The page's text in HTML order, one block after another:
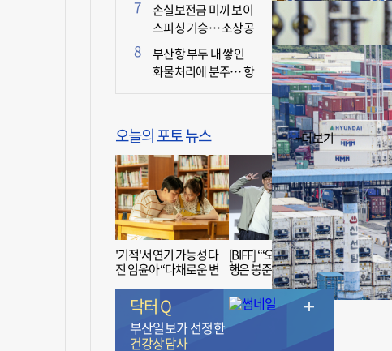
손실보전금 미끼 보이
스피싱 기승… 소상공
인 두 번 운다
부산항 부두 내 쌓인
화물처리에 분주… 항
오늘의 포토 뉴스 +더보기
'기적'서 연기 가능성 다
진 임윤아 “다채로운 변
[BIFF] “‘오징어 게임’ 흥
행은 봉준호 감독 ‘1인
치 장벽’ 무너진 순간”
닥터 Q
부산일보가 선정한
건강상담사